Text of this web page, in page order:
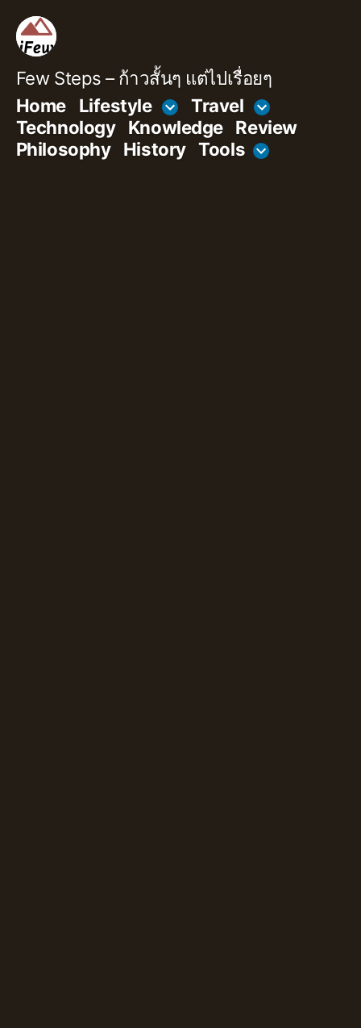
content
Few Steps – ก้าวสั้นๆ แต่ไปเรื่อยๆ
Home
Lifestyle
Travel
Technology
Knowledge Review
Philosophy
History Tools